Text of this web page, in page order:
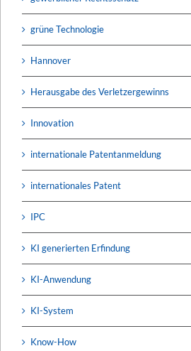
grüne Technologie
Hannover
Herausgabe des Verletzergewinns
Innovation
internationale Patentanmeldung
internationales Patent
IPC
KI generierten Erfindung
KI-Anwendung
KI-System
Know-How